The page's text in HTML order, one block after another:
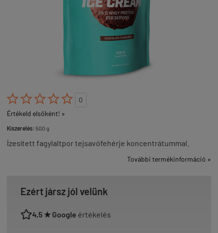

0
Értékeld elsőként! »
Kiszerelés: 500 g
Ízesített fagylaltpor tejsavófehérje koncentrátummal.
További termékinformáció »
Ezért jársz jól velünk
4,5 ★ Google értékelés